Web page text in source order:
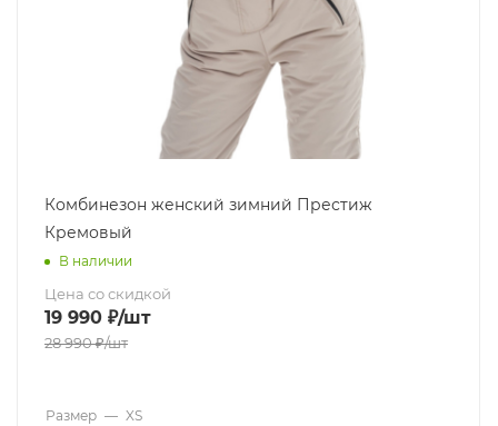
Комбинезон женский зимний Престиж
Кремовый
В наличии
Цена со скидкой
19 990 ₽/шт
28 990₽/шт
Размер — XS